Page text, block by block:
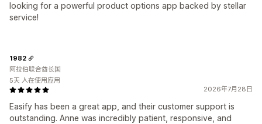
looking for a powerful product options app backed by stellar
service!
2026年7月28日
Easify has been a great app, and their customer support is
outstanding. Anne was incredibly patient, responsive, and
1982
阿拉伯联合酋长国
5天 人在使用应用